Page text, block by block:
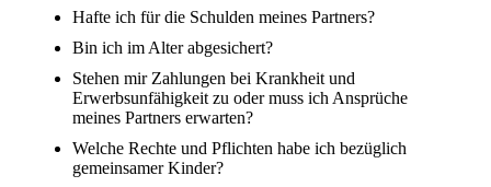
Hafte ich für die Schulden meines Partners?
Bin ich im Alter abgesichert?
Stehen mir Zahlungen bei Krankheit und
Erwerbsunfähigkeit zu oder muss ich Ansprüche
meines Partners erwarten?
Welche Rechte und Pflichten habe ich bezüglich
gemeinsamer Kinder?